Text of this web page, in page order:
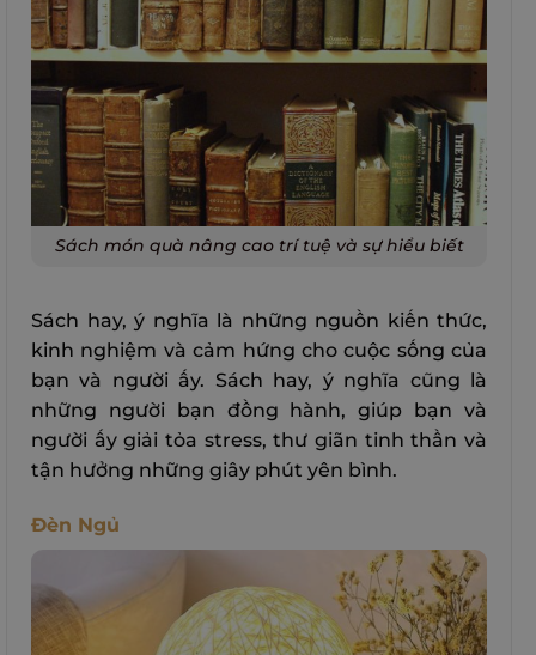
Sách món quà nâng cao trí tuệ và sự hiểu biết
Sách hay, ý nghĩa là những nguồn kiến thức,
kinh nghiệm và cảm hứng cho cuộc sống của
bạn và người ấy. Sách hay, ý nghĩa cũng là
những người bạn đồng hành, giúp bạn và
người ấy giải tỏa stress, thư giãn tinh thần và
tận hưởng những giây phút yên bình.
Đèn Ngủ